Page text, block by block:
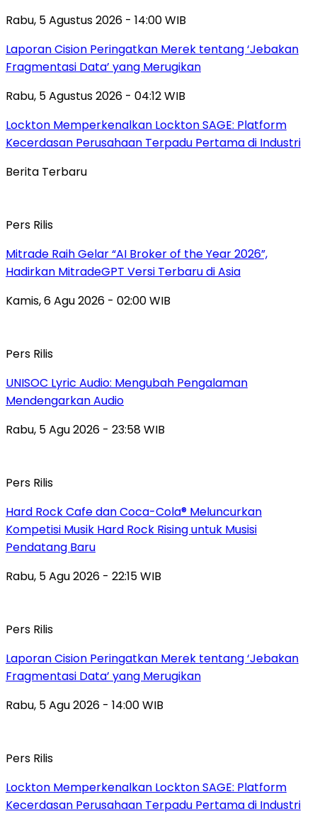
Rabu, 5 Agustus 2026 - 14:00 WIB
Laporan Cision Peringatkan Merek tentang ‘Jebakan
Fragmentasi Data’ yang Merugikan
Rabu, 5 Agustus 2026 - 04:12 WIB
Lockton Memperkenalkan Lockton SAGE: Platform
Kecerdasan Perusahaan Terpadu Pertama di Industri
Berita Terbaru
Pers Rilis
Mitrade Raih Gelar “AI Broker of the Year 2026”,
Hadirkan MitradeGPT Versi Terbaru di Asia
Kamis, 6 Agu 2026 - 02:00 WIB
Pers Rilis
UNISOC Lyric Audio: Mengubah Pengalaman
Mendengarkan Audio
Rabu, 5 Agu 2026 - 23:58 WIB
Pers Rilis
Hard Rock Cafe dan Coca-Cola® Meluncurkan
Kompetisi Musik Hard Rock Rising untuk Musisi
Pendatang Baru
Rabu, 5 Agu 2026 - 22:15 WIB
Pers Rilis
Laporan Cision Peringatkan Merek tentang ‘Jebakan
Fragmentasi Data’ yang Merugikan
Rabu, 5 Agu 2026 - 14:00 WIB
Pers Rilis
Lockton Memperkenalkan Lockton SAGE: Platform
Kecerdasan Perusahaan Terpadu Pertama di Industri